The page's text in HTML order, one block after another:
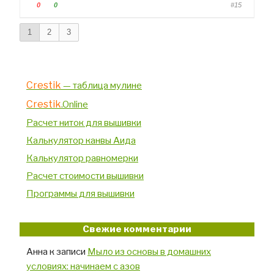
о
т
е
п
а
е
ц
н
з
.
0
л
о
т
е
п
а
е
ц
в
р
х
.
0 #15
1 2 3
Crestik — таблица мулине
Crestik.Online
Расчет ниток для вышивки
Калькулятор канвы Аида
Калькулятор равномерки
Расчет стоимости вышивки
Программы для вышивки
Свежие комментарии
Анна к записи Мыло из основы в домашних
условиях: начинаем с азов